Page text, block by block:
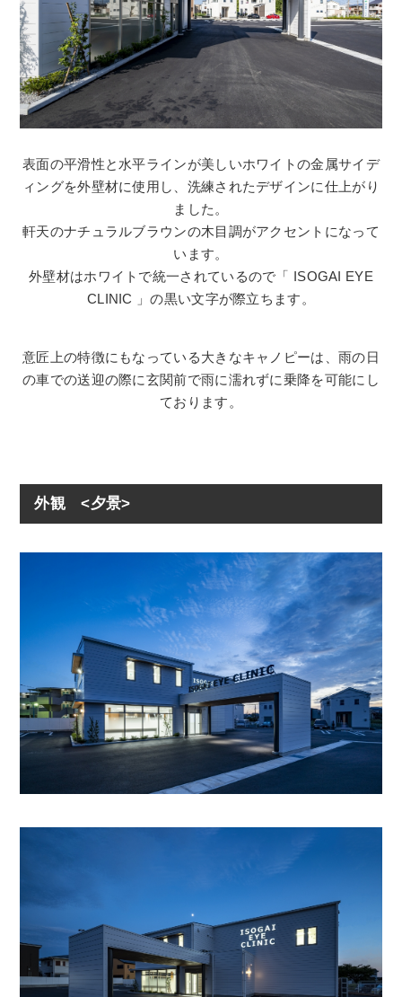
表面の平滑性と水平ラインが美しいホワイトの金属サイデ
ィングを外壁材に使用し、洗練されたデザインに仕上がり
ました。
軒天のナチュラルブラウンの木目調がアクセントになって
います。
外壁材はホワイトで統一されているので「 ISOGAI EYE
CLINIC 」の黒い文字が際立ちます。
意匠上の特徴にもなっている大きなキャノピーは、雨の日
の車での送迎の際に玄関前で雨に濡れずに乗降を可能にし
ております。
外観 <夕景>